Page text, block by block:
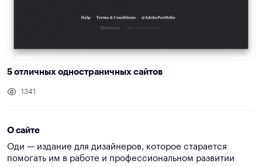
5 отличных одностраничных сайтов
1341
О сайте
Оди — издание для дизайнеров, которое старается
помогать им в работе и профессиональном развитии